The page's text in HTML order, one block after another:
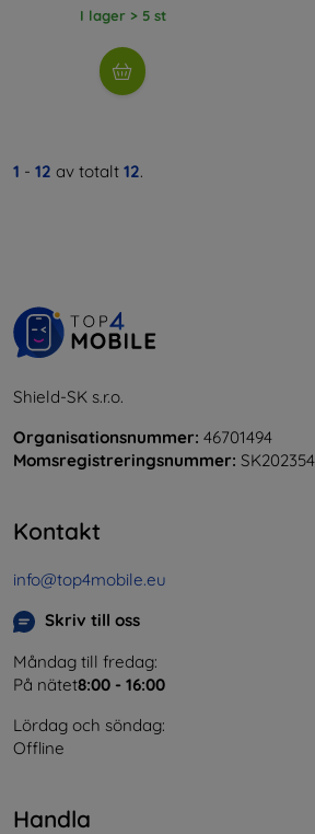
I lager > 5 st
1 - 12 av totalt 12.
Shield-SK s.r.o.
Organisationsnummer: 46701494
Momsregistreringsnummer:
Kontakt
info@top4mobile.eu
Skriv till oss
Måndag till fredag:
På nätet8:00 - 16:00
Lördag och söndag:
Offline
Handla